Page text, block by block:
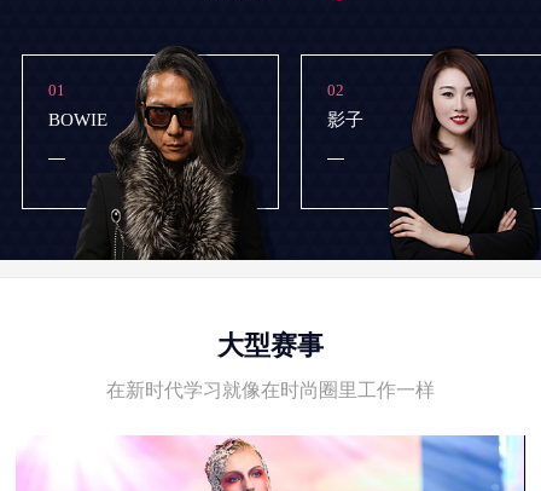
01
BOWIE
02
影子
大型赛事
在新时代学习就像在时尚圈里工作一样